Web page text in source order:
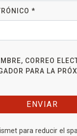
*
CORREO
PARA LA
para reducir el